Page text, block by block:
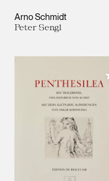
Arno Schmidt
Peter Sengl